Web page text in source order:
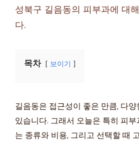
성북구 길음동의 피부과에 대
다.
목차 보이기
길음동은 접근성이 좋은 만큼, 다
있습니다. 그래서 오늘은 특히 피
는 종류와 비용, 그리고 선택할 때